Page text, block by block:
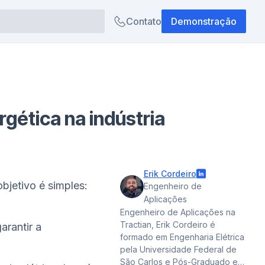
Contato Demonstração
na indústria
é simples:
a
Erik Cordeiro
Engenheiro de
Aplicações
Engenheiro de Aplicações na
Tractian, Erik Cordeiro é
formado em Engenharia Elétrica
pela Universidade Federal de
São Carlos e Pós-Graduado em